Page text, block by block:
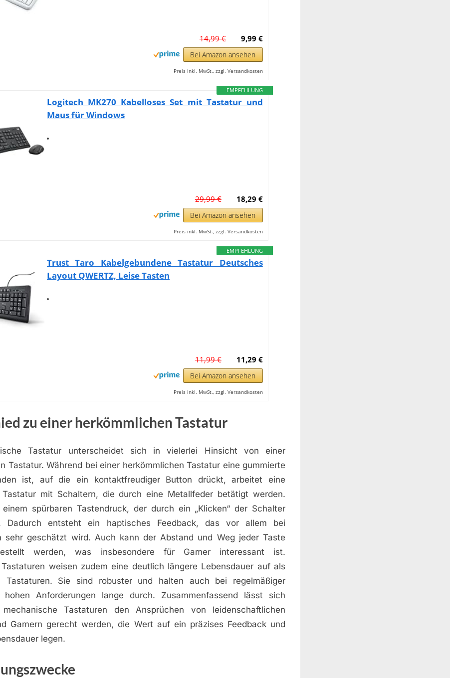
9,99 €
14,99 €
Bei Amazon ansehen
Preis inkl. MwSt., zzgl. Versandkosten
EMPFEHLUNG
Logitech MK270 Kabelloses Set mit Tastatur und
Maus für Windows
18,29 €
29,99 €
Bei Amazon ansehen
Preis inkl. MwSt., zzgl. Versandkosten
EMPFEHLUNG
Trust Taro Kabelgebundene Tastatur Deutsches
Layout QWERTZ, Leise Tasten
11,29 €
11,99 €
Bei Amazon ansehen
Preis inkl. MwSt., zzgl. Versandkosten
zu einer herkömmlichen Tastatur
Tastatur unterscheidet sich in vielerlei Hinsicht von einer
Tastatur. Während bei einer herkömmlichen Tastatur eine gummierte
ist, auf die ein kontaktfreudiger Button drückt, arbeitet eine
Tastatur mit Schaltern, die durch eine Metallfeder betätigt werden.
spürbaren Tastendruck, der durch ein „Klicken“ der Schalter
Dadurch entsteht ein haptisches Feedback, das vor allem bei
sehr geschätzt wird. Auch kann der Abstand und Weg jeder Taste
werden, was insbesondere für Gamer interessant ist.
weisen zudem eine deutlich längere Lebensdauer auf als
Tastaturen. Sie sind robuster und halten auch bei regelmäßiger
hohen Anforderungen lange durch. Zusammenfassend lässt sich
Tastaturen den Ansprüchen von leidenschaftlichen
Gamern gerecht werden, die Wert auf ein präzises Feedback und
legen.